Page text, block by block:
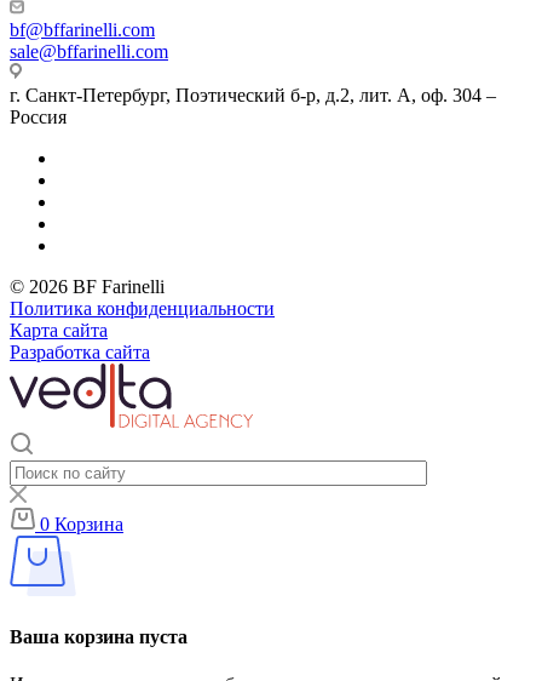
bf@bffarinelli.com
sale@bffarinelli.com
г. Санкт-Петербург, Поэтический б-р, д.2, лит. А, оф. 304 –
Россия
© 2026 BF Farinelli
Политика конфиденциальности
Карта сайта
Разработка сайта
0 Корзина
Ваша корзина пуста